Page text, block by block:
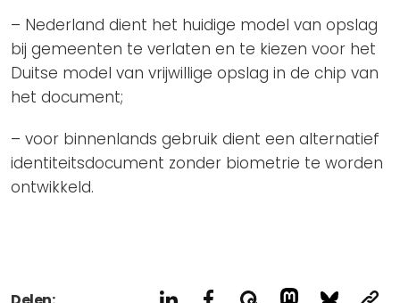
– Nederland dient het huidige model van opslag
bij gemeenten te verlaten en te kiezen voor het
Duitse model van vrijwillige opslag in de chip van
het document;
– voor binnenlands gebruik dient een alternatief
identiteitsdocument zonder biometrie te worden
ontwikkeld.